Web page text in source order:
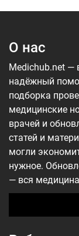
О нас
Medichub.net —
надёжный
подборка
медицинские
врачей и
статей и
могли
нужное.
— вся